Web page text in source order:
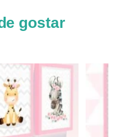
gostar